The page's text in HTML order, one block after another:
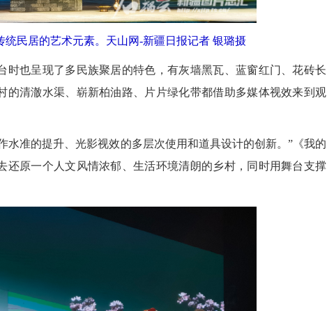
统民居的艺术元素。天山网-新疆日报记者 银璐摄
也呈现了多民族聚居的特色，有灰墙黑瓦、蓝窗红门、花砖长
清澈水渠、崭新柏油路、片片绿化带都借助多媒体视效来到观
准的提升、光影视效的多层次使用和道具设计的创新。”《我的
原一个人文风情浓郁、生活环境清朗的乡村，同时用舞台支撑